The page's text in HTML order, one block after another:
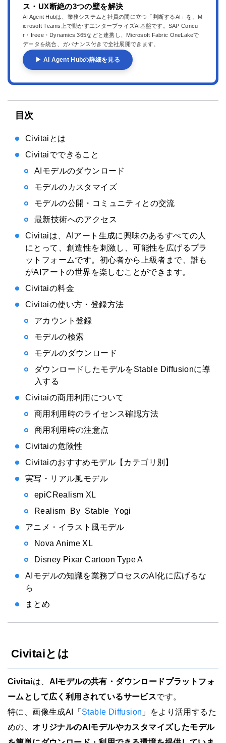
ス・UX断絶の3つの壁を解決
AI Agent Hubは、業務システムと社員の間に立つ「判断するAI」を、M
icrosoft Teams上で動かすエンタープライズAI基盤です。SAP Concu
r・freee・Dynamics 365などと連携し、Microsoft Fabric OneLakeで
データを統合、ガバナンス付きで全社展開できます。
▶ AI Agent Hubの詳細を見る
目次
Civitaiとは
Civitaiでできること
AIモデルのダウンロード
モデルのカスタマイズ
モデルの公開・コミュニティとの交流
最新技術へのアクセス
Civitaiは、AIアート生成に興味のあるすべての人
にとって、創造性を刺激し、可能性を広げるプラ
ットフォームです。初心者から上級者まで、誰も
がAIアートの世界を楽しむことができます。
Civitaiの料金
Civitaiの使い方・登録方法
アカウント登録
モデルの検索
モデルのダウンロード
ダウンロードしたモデルをStable Diffusionに導
入する
Civitaiの商用利用について
商用利用時のライセンス確認方法
商用利用時の注意点
Civitaiの危険性
Civitaiのおすすめモデル【カテゴリ別】
実写・リアル風モデル
epiCRealism XL
Realism_By_Stable_Yogi
アニメ・イラスト風モデル
Nova Anime XL
Disney Pixar Cartoon Type A
AIモデルの知識を業務プロセスのAI化に広げるな
ら
まとめ
Civitaiとは
Civitaiは、 AIモデルの共有・ダウンロードプラットフォ
ームとして広く利用されているサービスです。
特に、画像生成AI「 Stable Diffusion 」をより活用するた
めの、オリジナルのAIモデルやカスタマイズしたモデル